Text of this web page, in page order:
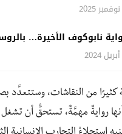
نابوكوف الأخيرة…
كثيرًا من النقاشات، وستتعدَّد
أنها روايةٌ مهمَّةٌ، تستحقُّ أن